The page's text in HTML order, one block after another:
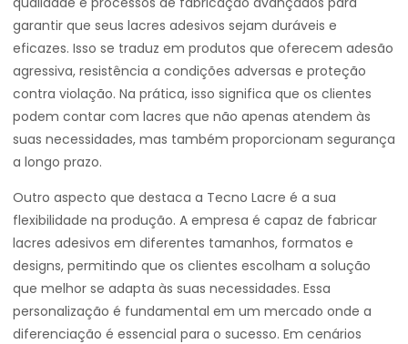
garantir que seus lacres adesivos sejam duráveis e
eficazes. Isso se traduz em produtos que oferecem adesão
agressiva, resistência a condições adversas e proteção
contra violação. Na prática, isso significa que os clientes
podem contar com lacres que não apenas atendem às
suas necessidades, mas também proporcionam segurança
a longo prazo.
Outro aspecto que destaca a Tecno Lacre é a sua
flexibilidade na produção. A empresa é capaz de fabricar
lacres adesivos em diferentes tamanhos, formatos e
designs, permitindo que os clientes escolham a solução
que melhor se adapta às suas necessidades. Essa
personalização é fundamental em um mercado onde a
diferenciação é essencial para o sucesso. Em cenários